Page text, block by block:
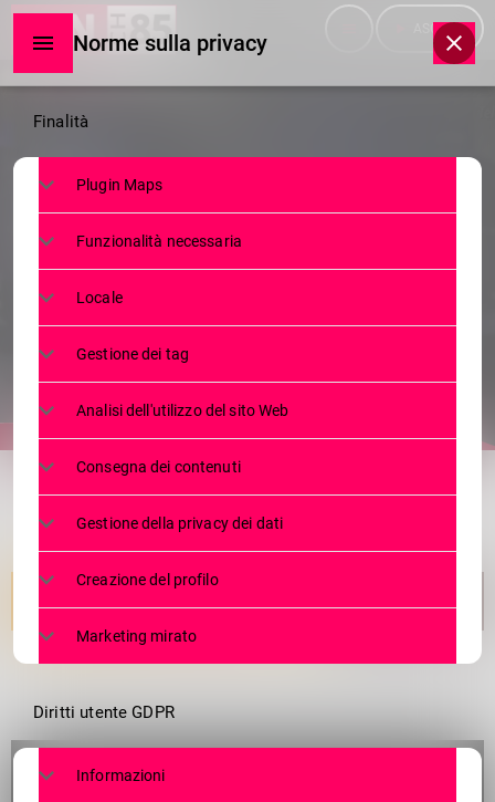
ASCOLTA
SERVIZI
IN FUGA CON UN KG DI COCA A
BORDO. DUE ARRESTI
today 4 DICEMBRE 2023
Norme sulla privacy
Norme
sulla
privacy
Finalità
Plugin Maps
Funzionalità necessaria
Locale
Gestione dei tag
Analisi dell'utilizzo del sito Web
Consegna dei contenuti
Gestione della privacy dei dati
Creazione del profilo
Marketing mirato
Diritti utente GDPR
Informazioni